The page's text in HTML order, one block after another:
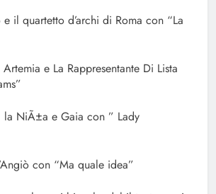
il quartetto d’archi di Roma con “La
e La Rappresentante Di Lista
la NiÃ±a e Gaia con ” Lady
con “Ma quale idea”